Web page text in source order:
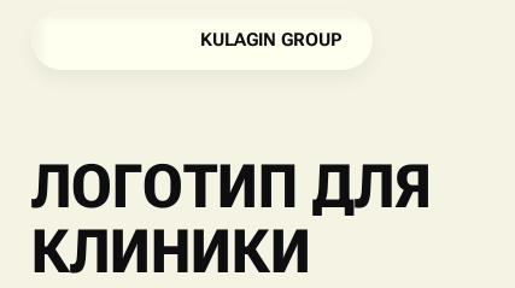
KULAGIN GROUP
ЛОГОТИП ДЛЯ
КЛИНИКИ